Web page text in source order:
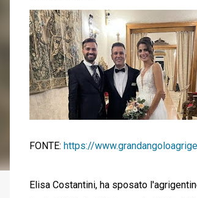
FONTE: https://
Elisa Costantini, ha sposato